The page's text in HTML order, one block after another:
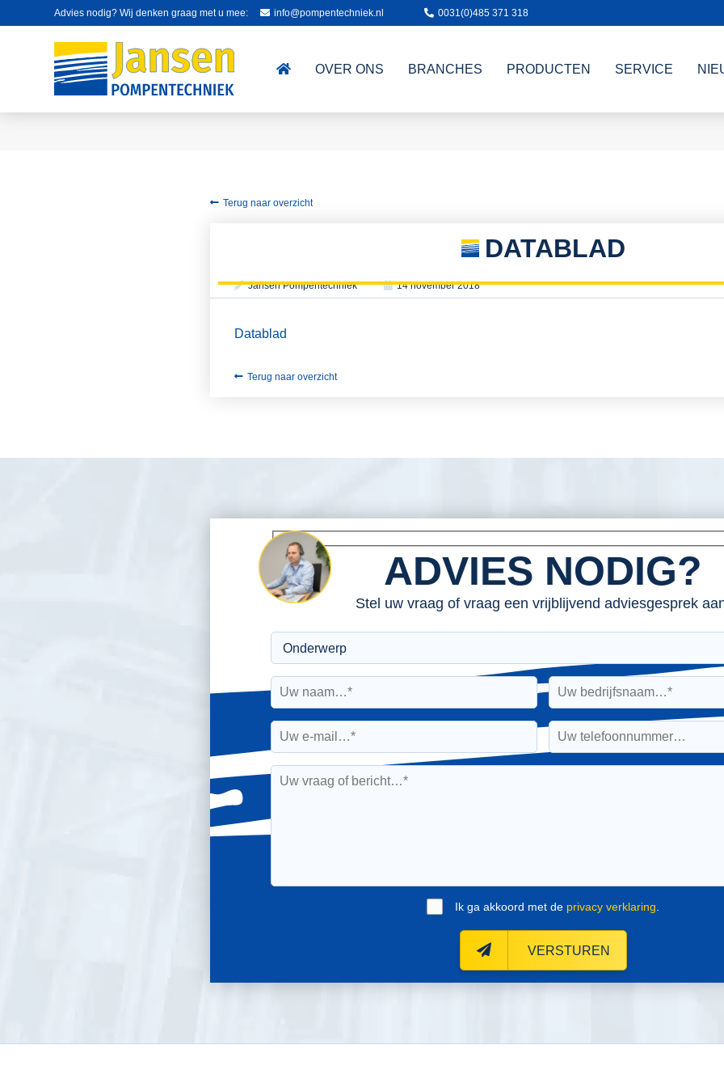
Advies nodig? Wij denken graag met u mee: info@pompentechniek.nl 0031(0)485 371 318
OVER ONS BRANCHES PRODUCTEN SERVICE
Terug naar overzicht
DATABLAD
Jansen Pompentechniek 14 november 2018
Datablad
Terug naar overzicht
ADVIES NODIG?
Stel uw vraag of vraag een vrijblijvend adviesgesprek
Ik ga akkoord met de privacy verklaring
VERSTUREN